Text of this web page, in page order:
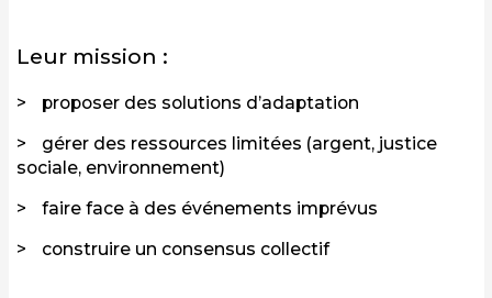
Leur mission :
proposer des solutions d’adaptation
gérer des ressources limitées (argent, justice
sociale, environnement)
faire face à des événements imprévus
construire un consensus collectif